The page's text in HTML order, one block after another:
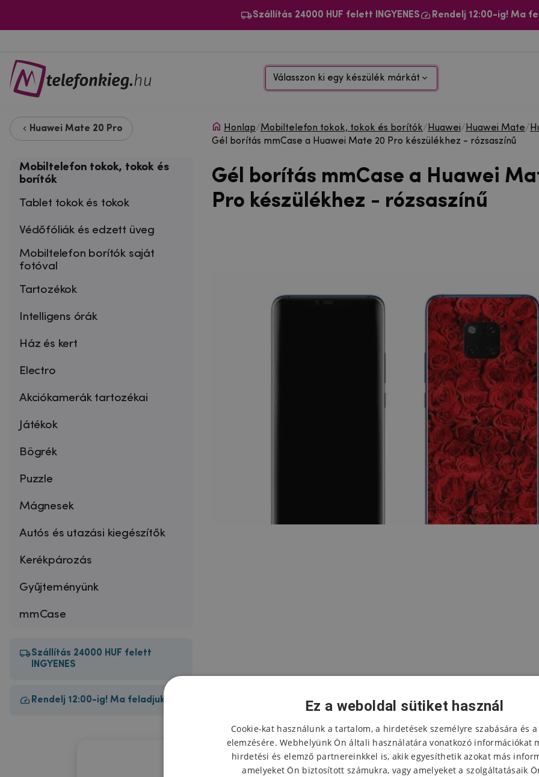
Szállítás 24000 HUF felett INGYENES Rendelj 12:00-ig! Ma
Válasszon ki egy készülék márkát
Huawei Mate 20 Pro
Mobiltelefon tokok, tokok és
borítók
Tablet tokok és tokok
Védőfóliák és edzett üveg
Mobiltelefon borítók saját
fotóval
Tartozékok
Intelligens órák
Ház és kert
Electro
Akciókamerák tartozékai
Játékok
Bögrék
Puzzle
Mágnesek
Autós és utazási kiegészítők
Kerékpározás
Gyűjteményünk
mmCase
Szállítás 24000 HUF felett
INGYENES
Rendelj 12:00-ig! Ma feladjuk!
Honlap/Mobiltelefon tokok, tokok és borítók/ Huawei/ Huawei Mate/
Gél borítás mmCase a Huawei Mate 20 Pro készülékhez - rózsaszínű
Gél borítás mmCase a Huawei
Pro készülékhez - rózsaszínű
A termék értékelése
Ez a weboldal sütiket használ
Cookie-kat használunk a tartalom, a hirdetések személyre szabására és
elemzésére. Webhelyünk Ön általi használatára vonatkozó információkat
hirdetési és elemző partnereinkkel is, akik egyesíthetik azokat más
amelyeket Ön biztosított számukra, vagy amelyeket a szolgáltatásaik